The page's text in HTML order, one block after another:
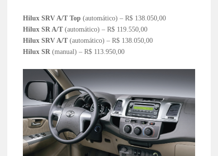
Hilux SRV A/T Top (automático) – R$ 138.050,00
Hilux SR A/T (automático) – R$ 119.550,00
Hilux SRV A/T (automático) – R$ 138.050,00
Hilux SR (manual) – R$ 113.950,00